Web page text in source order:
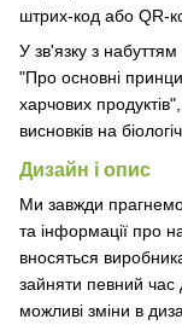
штрих-код або QR-
У зв'язку з набуттям
"Про основні
харчових
висновків на
Дизайн і опис
Ми завжди
та інформації про
вносяться
зайняти певний
можливі зміни в